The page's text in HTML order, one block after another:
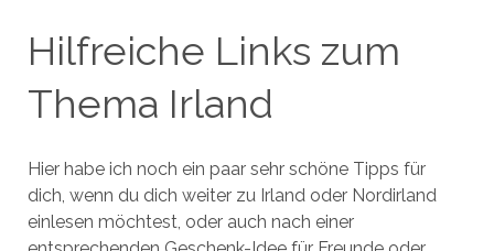
Hilfreiche Links zum
Thema Irland
Hier habe ich noch ein paar sehr schöne Tipps für
dich, wenn du dich weiter zu Irland oder Nordirland
einlesen möchtest, oder auch nach einer